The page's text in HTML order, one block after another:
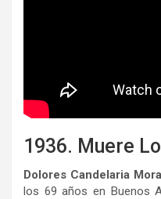
1936. Muere
Dolores Candelaria
los 69 años en Buenos